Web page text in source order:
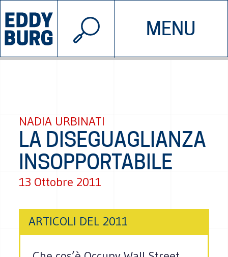
MENU
INIZIATIVE CHI SIAMO
© 2026 EDDYBURG
NADIA URBINATI
LA DISEGUAGLIANZA
INSOPPORTABILE
13 Ottobre 2011
ARTICOLI DEL 2011